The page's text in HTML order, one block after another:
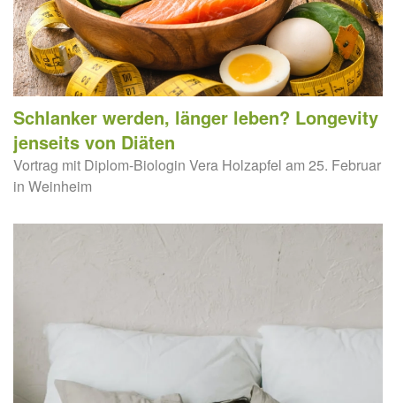
Schlanker werden, länger leben? Longevity
jenseits von Diäten
Vortrag mit Diplom-Biologin Vera Holzapfel am 25. Februar
in Weinheim